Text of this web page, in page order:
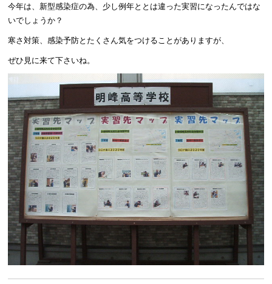
今年は、新型感染症の為、少し例年ととは違った実習になったんではな
いでしょうか？
寒さ対策、感染予防とたくさん気をつけることがありますが、
ぜひ見に来て下さいね。